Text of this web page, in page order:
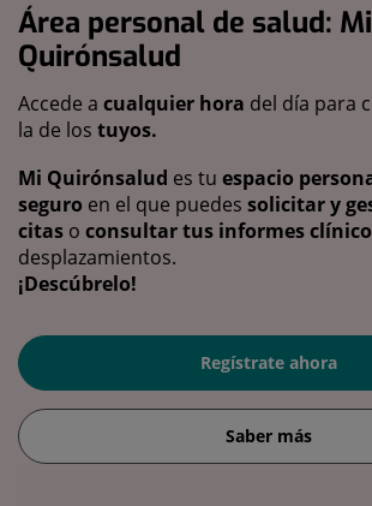
Área personal de salud: Mi
Quirónsalud
Accede a cualquier hora del día para
la de los tuyos.
Mi Quirónsalud es tu espacio
seguro en el que puedes solicitar y
citas o consultar tus informes
desplazamientos.
¡Descúbrelo!
Regístrate ahora
Saber más